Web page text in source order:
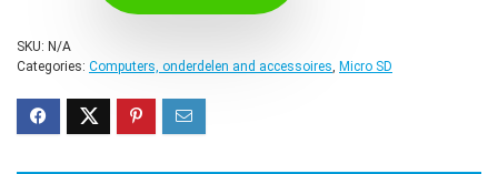
SKU: N/A
Categories: Computers, onderdelen and accessoires Micro SD